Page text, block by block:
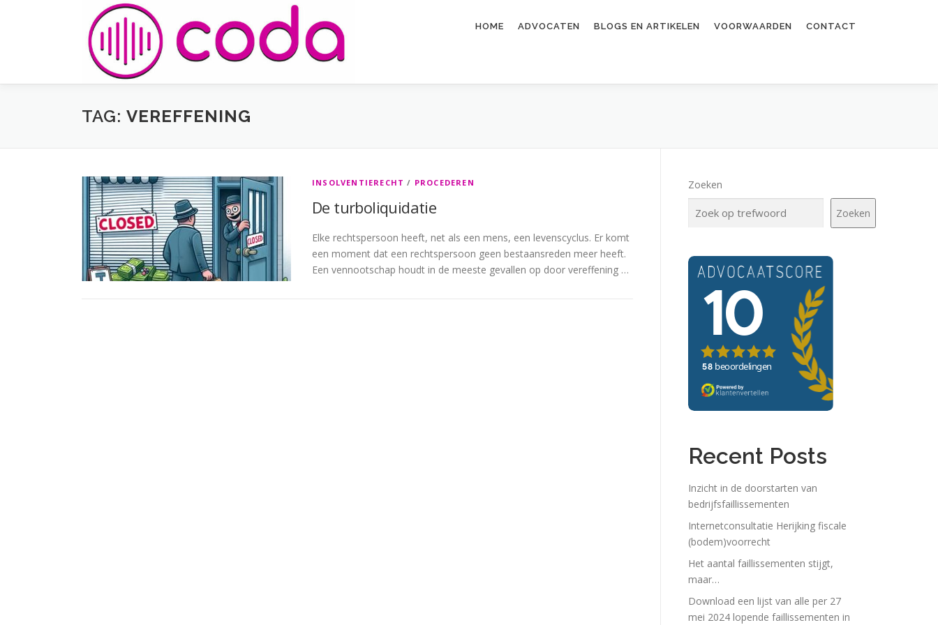
HOME ADVOCATEN BLOGS EN ARTIKELEN VOORWAARDEN CONTACT
TAG: VEREFFENING
INSOLVENTIERECHT / PROCEDEREN
De turboliquidatie
Elke rechtspersoon heeft, net als een mens, een levenscyclus. Er komt
een moment dat een rechtspersoon geen bestaansreden meer heeft.
Een vennootschap houdt in de meeste gevallen op door vereffening …
Zoeken
Zoeken
Recent Posts
Inzicht in de doorstarten van
bedrijfsfaillissementen
Internetconsultatie Herijking fiscale
(bodem)voorrecht
Het aantal faillissementen stijgt,
maar…
Download een lijst van alle per 27
mei 2024 lopende faillissementen in